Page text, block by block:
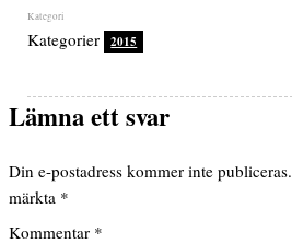
Kategorier 2015
Lämna ett svar
Din e-postadress kommer inte publiceras.
märkta *
Kommentar *